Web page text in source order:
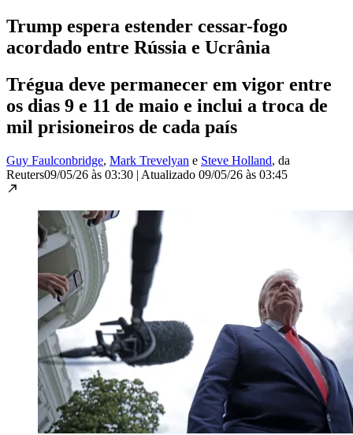
Trump espera estender cessar-fogo
acordado entre Rússia e Ucrânia
Trégua deve permanecer em vigor entre
os dias 9 e 11 de maio e inclui a troca de
mil prisioneiros de cada país
Guy Faulconbridge, Mark Trevelyan e Steve Holland, da
Reuters09/05/26 às 03:30 | Atualizado 09/05/26 às 03:45